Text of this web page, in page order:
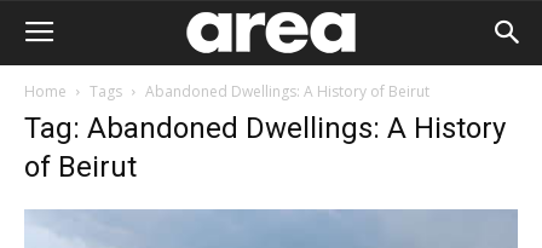
Home Tags Abandoned Dwellings: A History of Beirut
Tag: Abandoned Dwellings: A History
of Beirut